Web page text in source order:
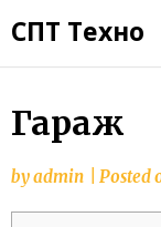
СПТ Техно
Гараж
byadmin Posted